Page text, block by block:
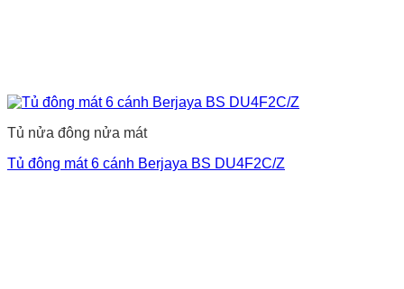
Tủ nửa đông nửa mát
Tủ đông mát 6 cánh Berjaya BS DU4F2C/Z